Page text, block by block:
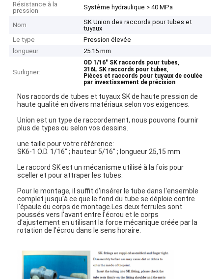
Résistance à la
pression
Système hydraulique > 40 MPa
Nom
SK Union des raccords pour tubes et
tuyaux
Le type
Pression élevée
longueur
25.15 mm
Surligner:
OD 1/16" SK raccords pour tubes,
316L SK raccords pour tubes,
Pièces et raccords pour tuyaux de coulée
par investissement de précision
Nos raccords de tubes et tuyaux SK de haute pression de
haute qualité en divers matériaux selon vos exigences.
Union est un type de raccordement, nous pouvons fournir
plus de types ou selon vos dessins.
une taille pour votre référence:
SK6-1 O.D. 1/16" ; hauteur 5/16" ; longueur 25,15 mm
Le raccord SK est un mécanisme utilisé à la fois pour
sceller et pour attraper les tubes.
Pour le montage, il suffit d'insérer le tube dans l'ensemble
complet jusqu'à ce que le fond du tube se déploie contre
l'épaule du corps de montage.Les deux ferrules sont
poussés vers l'avant entre l'écrou et le corps
d'ajustement en utilisant la force mécanique créée par la
rotation de l'écrou dans le sens horaire.